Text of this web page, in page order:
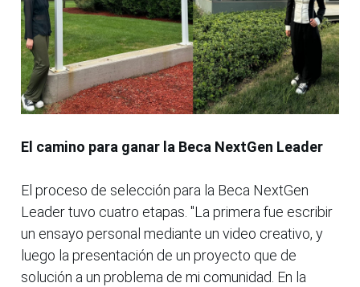
El camino para ganar la Beca NextGen Leader
El proceso de selección para la Beca NextGen
Leader tuvo cuatro etapas. "La primera fue escribir
un ensayo personal mediante un video creativo, y
luego la presentación de un proyecto que de
solución a un problema de mi comunidad. En la